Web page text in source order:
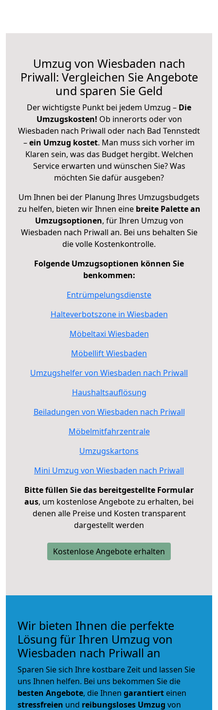
Umzug von Wiesbaden nach
Priwall: Vergleichen Sie Angebote
und sparen Sie Geld
Der wichtigste Punkt bei jedem Umzug – Die
Umzugskosten! Ob innerorts oder von
Wiesbaden nach Priwall oder nach Bad Tennstedt
–ein Umzug kostet. Man muss sich vorher im
Klaren sein, was das Budget hergibt. Welchen
Service erwarten und wünschen Sie? Was
möchten Sie dafür ausgeben?
Um Ihnen bei der Planung Ihres Umzugsbudgets
zu helfen, bieten wir Ihnen eine breite Palette an
Umzugsoptionen, für Ihren Umzug von
Wiesbaden nach Priwall an. Bei uns behalten Sie
die volle Kostenkontrolle.
Folgende Umzugsoptionen können Sie
benkommen:
Entrümpelungsdienste
Halteverbotszone in Wiesbaden
Möbeltaxi Wiesbaden
Möbellift Wiesbaden
Umzugshelfer von Wiesbaden nach Priwall
Haushaltsauflösung
Beiladungen von Wiesbaden nach Priwall
Möbelmitfahrzentrale
Umzugskartons
Mini Umzug von Wiesbaden nach Priwall
Bitte füllen Sie das bereitgestellte Formular
aus, um kostenlose Angebote zu erhalten, bei
denen alle Preise und Kosten transparent
dargestellt werden
Kostenlose Angebote erhalten
Wir bieten Ihnen die perfekte
Lösung für Ihren Umzug von
Wiesbaden nach Priwall an
Sparen Sie sich Ihre kostbare Zeit und lassen Sie
uns Ihnen helfen. Bei uns bekommen Sie die
besten Angebote, die Ihnen garantiert einen
stressfreien und reibungsloses Umzug von